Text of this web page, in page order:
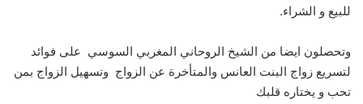
للبيع و الشراء.
وتحصلون ايضا من الشيخ الروحاني المغربي السوسي على فوائد
لتسريع زواج البنت العانس والمتأخرة عن الزواج وتسهيل الزواج بمن
تحب و يختاره قلبك